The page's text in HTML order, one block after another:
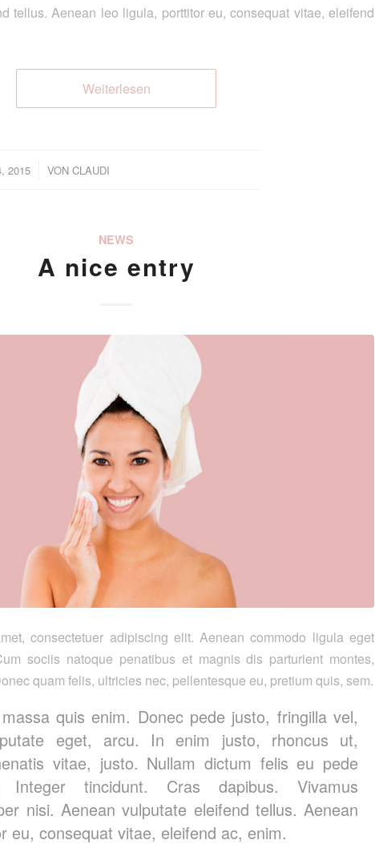
tellus. Aenean leo ligula, porttitor eu, consequat vitae, eleifend
Weiterlesen
2015 VONCLAUDI
NEWS
A nice entry
consectetuer adipiscing elit. Aenean commodo ligula eget
sociis natoque penatibus et magnis dis parturient montes,
quam felis, ultricies nec, pellentesque eu, pretium quis, sem.
quis enim. Donec pede justo, fringilla vel,
eget, arcu. In enim justo, rhoncus ut,
vitae, justo. Nullam dictum felis eu pede
Integer tincidunt. Cras dapibus. Vivamus
nisi. Aenean vulputate eleifend tellus. Aenean
eu, consequat vitae, eleifend ac, enim.